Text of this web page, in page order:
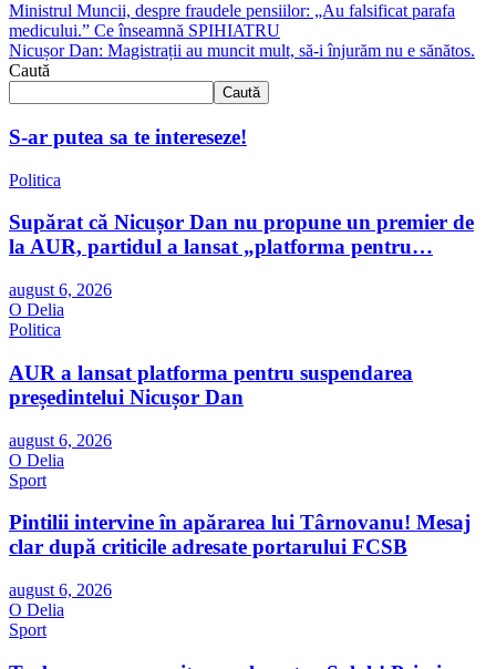
Ministrul Muncii, despre fraudele pensiilor: „Au falsificat parafa
medicului.” Ce înseamnă SPIHIATRU
Nicușor Dan: Magistrații au muncit mult, să-i înjurăm nu e sănătos.
Caută
Caută
S-ar putea sa te intereseze!
Politica
Supărat că Nicușor Dan nu propune un premier de
la AUR, partidul a lansat „platforma pentru…
august 6, 2026
O Delia
Politica
AUR a lansat platforma pentru suspendarea
președintelui Nicușor Dan
august 6, 2026
O Delia
Sport
Pintilii intervine în apărarea lui Târnovanu! Mesaj
clar după criticile adresate portarului FCSB
august 6, 2026
O Delia
Sport